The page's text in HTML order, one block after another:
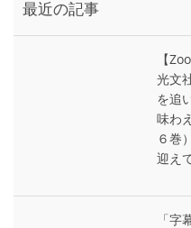
最近の記事
【
光文
を追
味わ
６巻
迎え
「